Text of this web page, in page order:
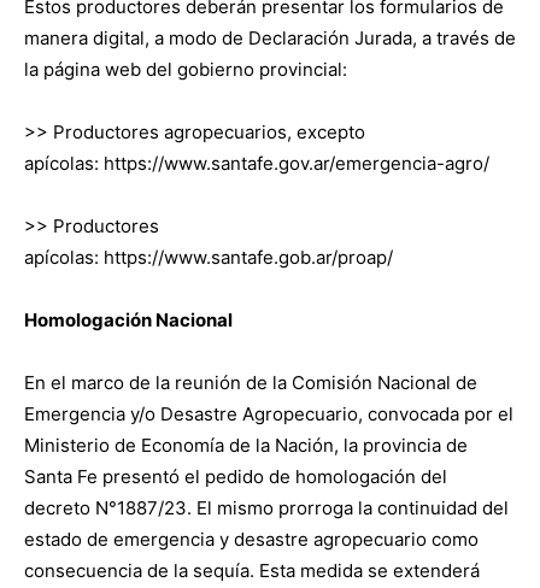
Estos productores deberán presentar los formularios de
manera digital, a modo de Declaración Jurada, a través de
la página web del gobierno provincial:
>> Productores agropecuarios, excepto
apícolas: https://www.santafe.gov.ar/emergencia-agro/
>> Productores
apícolas: https://www.santafe.gob.ar/proap/
Homologación Nacional
En el marco de la reunión de la Comisión Nacional de
Emergencia y/o Desastre Agropecuario, convocada por el
Ministerio de Economía de la Nación, la provincia de
Santa Fe presentó el pedido de homologación del
decreto N°1887/23. El mismo prorroga la continuidad del
estado de emergencia y desastre agropecuario como
consecuencia de la sequía. Esta medida se extenderá